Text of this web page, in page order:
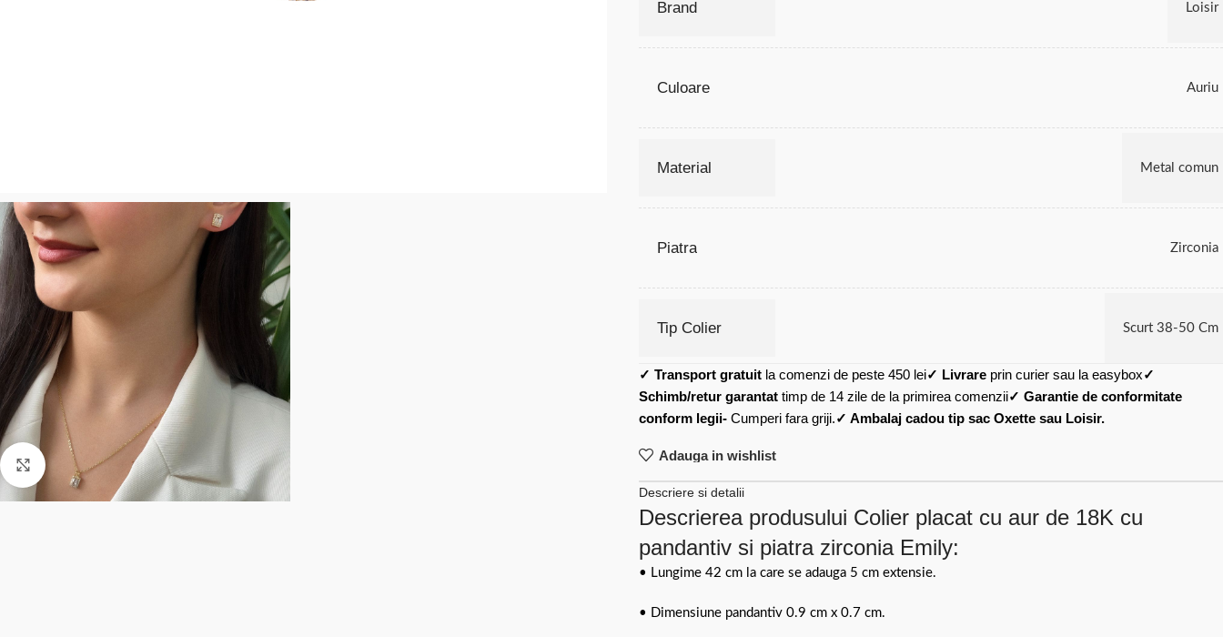
Click to enlarge
Brand Loisir
Culoare Auriu
Material Metal comun
Piatra Zirconia
Tip Colier Scurt 38-50 Cm
✓ Transport gratuit la comenzi de peste 450 lei✓ Livrare prin curier sau la easybox✓
Schimb/retur garantat timp de 14 zile de la primirea comenzii✓ Garantie de conformitate
conform legii- Cumperi fara griji.✓ Ambalaj cadou tip sac Oxette sau Loisir.
Adauga in wishlist
Descriere si detalii
Descrierea produsului Colier placat cu aur de 18K cu
pandantiv si piatra zirconia Emily:
• Lungime 42 cm la care se adauga 5 cm extensie.
• Dimensiune pandantiv 0.9 cm x 0.7 cm.